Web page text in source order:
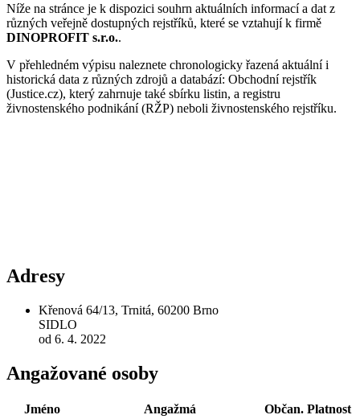
Níže na stránce je k dispozici souhrn aktuálních informací a dat z
různých veřejně dostupných rejstříků, které se vztahují k firmě
DINOPROFIT s.r.o..
V přehledném výpisu naleznete chronologicky řazená aktuální i
historická data z různých zdrojů a databází: Obchodní rejstřík
(Justice.cz), který zahrnuje také sbírku listin, a registru
živnostenského podnikání (RŽP) neboli živnostenského rejstříku.
Adresy
Křenová 64/13, Trnitá, 60200 Brno
SIDLO
od 6. 4. 2022
Angažované osoby
Jméno Angažmá Občan. Platnost